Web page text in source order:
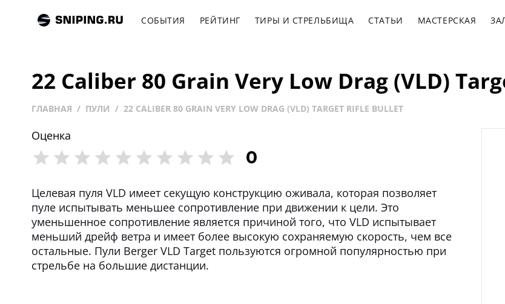
СОБЫТИЯ РЕЙТИНГ ТИРЫ И СТРЕЛЬБИЩА СТАТЬИ МАСТЕРСКАЯ
22 Caliber 80 Grain Very Low Drag (VLD)
ГЛАВНАЯ ПУЛИ 22 CALIBER 80 GRAIN VERY LOW DRAG (VLD) TARGET RIFLE BULLET
Оценка
0
Целевая пуля VLD имеет секущую конструкцию оживала, которая позволяет
пуле испытывать меньшее сопротивление при движении к цели. Это
уменьшенное сопротивление является причиной того, что VLD испытывает
меньший дрейф ветра и имеет более высокую сохраняемую скорость, чем все
остальные. Пули Berger VLD Target пользуются огромной популярностью при
стрельбе на большие дистанции.